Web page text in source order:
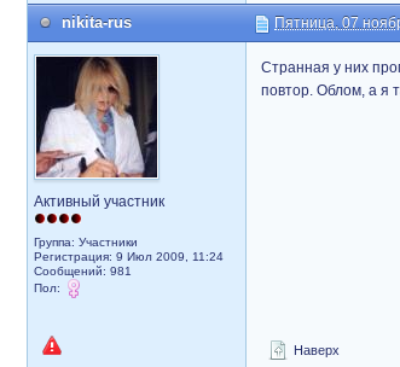
nikita-rus Пятница, 07
Активный участник
Группа: Участники
Регистрация: 9 Июл 2009, 11:24
Сообщений: 981
Пол:
Странная у них
повтор. Облом, а я
Наверх